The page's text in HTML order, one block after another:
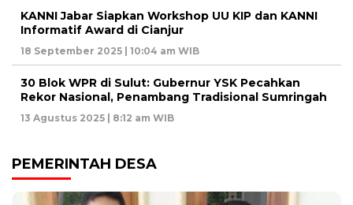
KANNI Jabar Siapkan Workshop UU KIP dan KANNI
Informatif Award di Cianjur
18 September 2025 | 10:04 am WIB
30 Blok WPR di Sulut: Gubernur YSK Pecahkan
Rekor Nasional, Penambang Tradisional Sumringah
13 Agustus 2025 | 8:12 am WIB
PEMERINTAH DESA